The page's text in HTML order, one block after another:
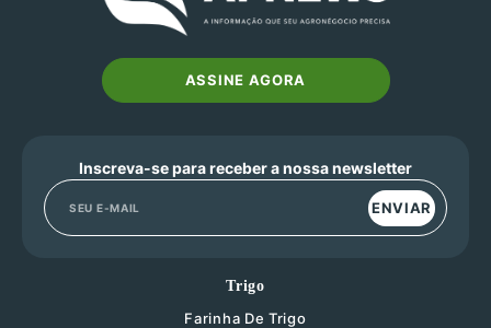
ASSINE AGORA
Inscreva-se para receber a nossa newsletter
ENVIAR
Trigo
Farinha De Trigo